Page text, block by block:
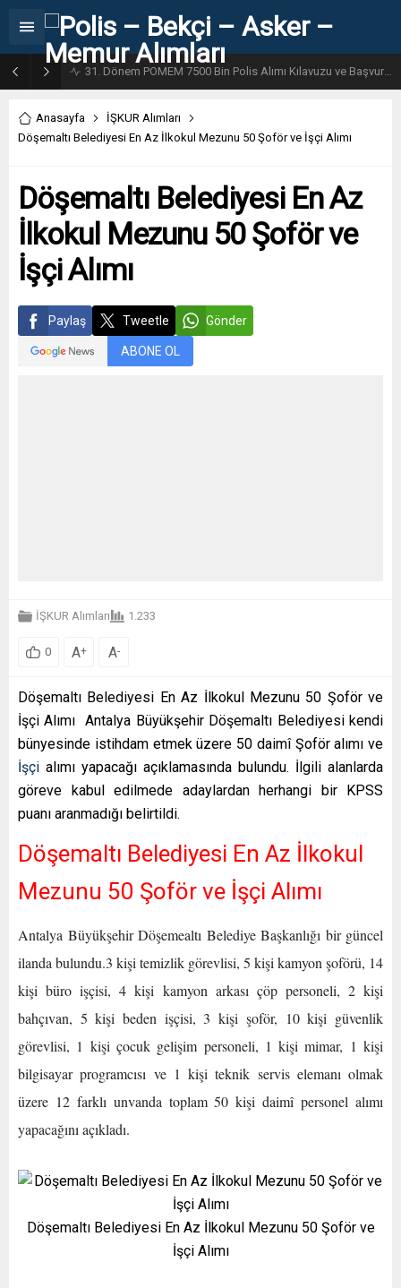
31. Dönem POMEM 7500 Bin Polis Alımı Kılavuzu ve Başvuru Ekranı
Anasayfa
İŞKUR Alımları
Döşemaltı Belediyesi En Az İlkokul Mezunu 50 Şoför ve İşçi Alımı
Döşemaltı Belediyesi En Az
İlkokul Mezunu 50 Şoför ve
İşçi Alımı
Paylaş Tweetle Gönder
ABONE OL
İŞKUR Alımları 1.233
0 A+ A-
Döşemaltı Belediyesi En Az İlkokul Mezunu 50 Şoför ve
İşçi Alımı Antalya Büyükşehir Döşemaltı Belediyesi kendi
bünyesinde istihdam etmek üzere 50 daimî Şoför alımı ve
İşçi alımı yapacağı açıklamasında bulundu. İlgili alanlarda
göreve kabul edilmede adaylardan herhangi bir KPSS
puanı aranmadığı belirtildi.
Döşemaltı Belediyesi En Az İlkokul
Mezunu 50 Şoför ve İşçi Alımı
Antalya Büyükşehir Döşemealtı Belediye Başkanlığı bir güncel
ilanda bulundu.3 kişi temizlik görevlisi, 5 kişi kamyon şoförü, 14
kişi büro işçisi, 4 kişi kamyon arkası çöp personeli, 2 kişi
bahçıvan, 5 kişi beden işçisi, 3 kişi şoför, 10 kişi güvenlik
görevlisi, 1 kişi çocuk gelişim personeli, 1 kişi mimar, 1 kişi
bilgisayar programcısı ve 1 kişi teknik servis elemanı olmak
üzere 12 farklı unvanda toplam 50 kişi daimî personel alımı
yapacağını açıkladı.
Döşemaltı Belediyesi En Az İlkokul Mezunu 50 Şoför ve
İşçi Alımı